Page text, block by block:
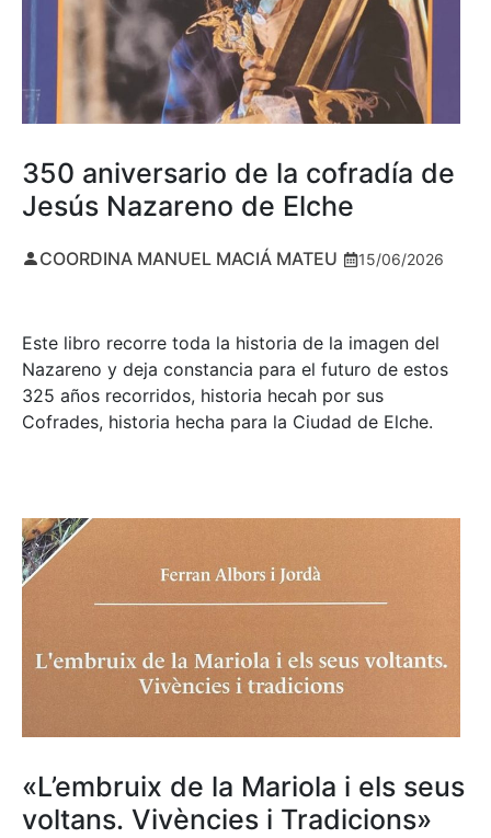
350 aniversario de la cofradía de
Jesús Nazareno de Elche
COORDINA MANUEL MACIÁ MATEU 15/06/2026
Este libro recorre toda la historia de la imagen del
Nazareno y deja constancia para el futuro de estos
325 años recorridos, historia hecah por sus
Cofrades, historia hecha para la Ciudad de Elche.
«L’embruix de la Mariola i els seus
voltans. Vivències i Tradicions»